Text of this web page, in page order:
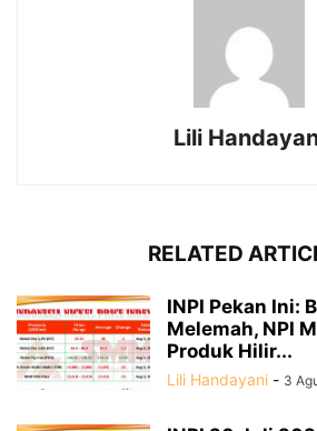
Lili
RELATED
INPI Pekan Ini:
Melemah, NPI
Produk Hilir...
Lili Handayani - 3